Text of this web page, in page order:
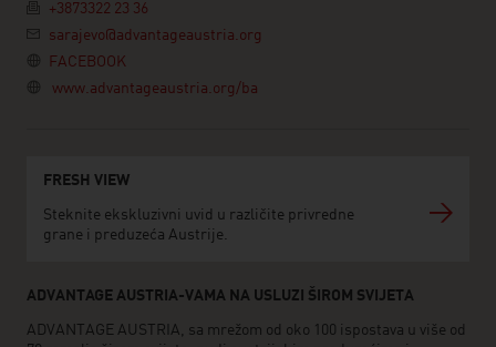
+3873322 23 36
sarajevo@advantageaustria.org
FACEBOOK
www.advantageaustria.org/ba
FRESH VIEW
Steknite ekskluzivni uvid u različite privredne
grane i preduzeća Austrije.
ADVANTAGE AUSTRIA-VAMA NA USLUZI ŠIROM SVIJETA
ADVANTAGE AUSTRIA, sa mrežom od oko 100 ispostava u više od